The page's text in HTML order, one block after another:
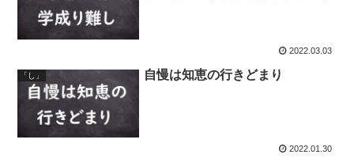
2022.03.03
「し」 自慢は知恵の行きどまり
2022.01.30